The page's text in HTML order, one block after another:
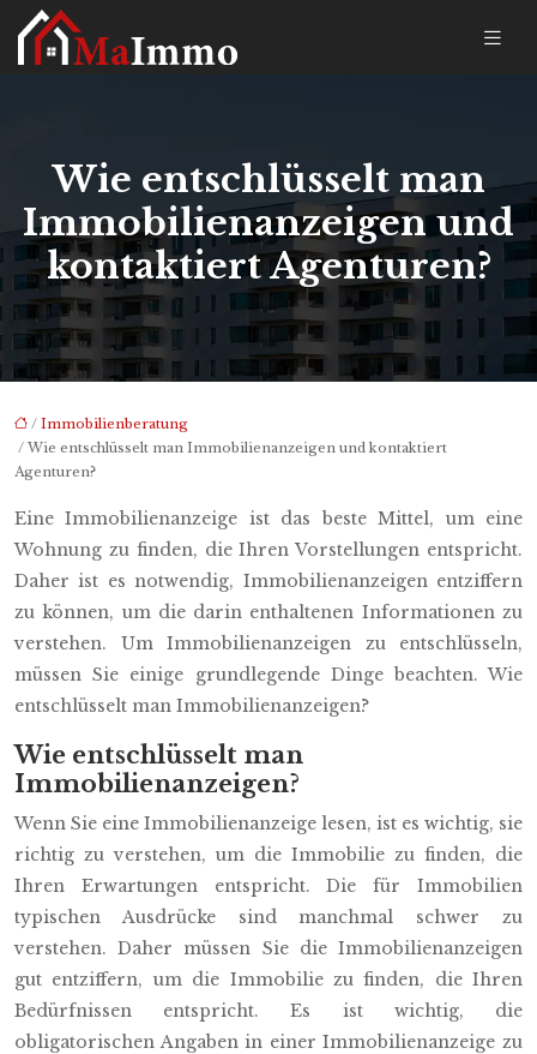
Wie entschlüsselt man
Immobilienanzeigen und
kontaktiert Agenturen?
/ Immobilienberatung
/ Wie entschlüsselt man Immobilienanzeigen und kontaktiert
Agenturen?
Eine Immobilienanzeige ist das beste Mittel, um eine
Wohnung zu finden, die Ihren Vorstellungen entspricht.
Daher ist es notwendig, Immobilienanzeigen entziffern
zu können, um die darin enthaltenen Informationen zu
verstehen. Um Immobilienanzeigen zu entschlüsseln,
müssen Sie einige grundlegende Dinge beachten. Wie
entschlüsselt man Immobilienanzeigen?
Wie entschlüsselt man
Immobilienanzeigen?
Wenn Sie eine Immobilienanzeige lesen, ist es wichtig, sie
richtig zu verstehen, um die Immobilie zu finden, die
Ihren Erwartungen entspricht. Die für Immobilien
typischen Ausdrücke sind manchmal schwer zu
verstehen. Daher müssen Sie die Immobilienanzeigen
gut entziffern, um die Immobilie zu finden, die Ihren
Bedürfnissen entspricht. Es ist wichtig, die
obligatorischen Angaben in einer Immobilienanzeige zu